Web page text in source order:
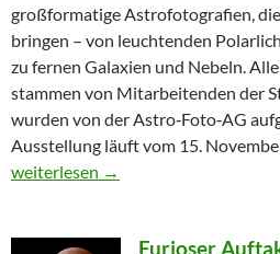
großformatige Astrofotografien,
bringen – von leuchtenden
zu fernen Galaxien und Nebeln.
stammen von Mitarbeitenden der
wurden von der Astro‑Foto‑AG
Ausstellung läuft vom 15.
Zwischen Wort und Weltall –
weiterlesen →
Furioser